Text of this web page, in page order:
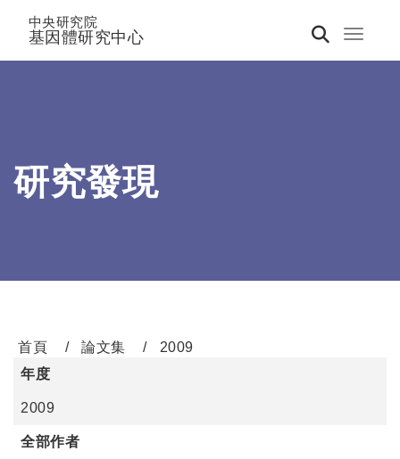
Toggle
中央研究院
基因體研究中心
研究發現
首頁 論文集
2009
年度
2009
全部作者